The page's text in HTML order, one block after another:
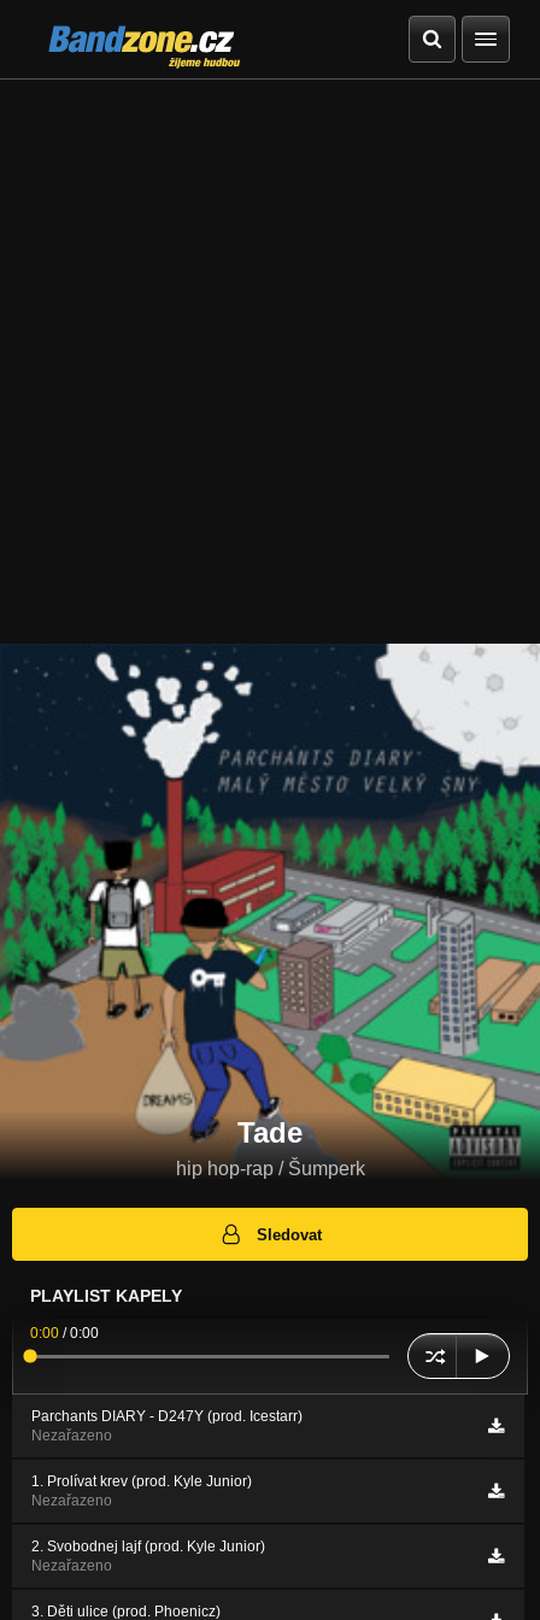
Bandzone.cz
žijeme hudbou
Tade
hip hop-rap / Šumperk
Sledovat
PLAYLIST KAPELY
0:00 /0:00
Parchants DIARY - D247Y (prod. Icestarr)
Nezařazeno
1. Prolívat krev (prod. Kyle Junior)
Nezařazeno
2. Svobodnej lajf (prod. Kyle Junior)
Nezařazeno
3. Děti ulice (prod. Phoenicz)